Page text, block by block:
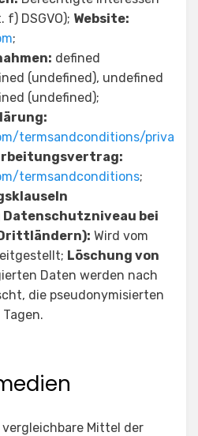
f) DSGVO); Website:
;
defined
(undefined), undefined
(undefined);
termsandconditions/priva
termsandconditions;
bei
Wird vom
Löschung von
Daten werden nach
die pseudonymisierten
Mittel der